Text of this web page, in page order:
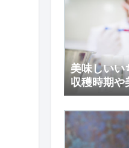
美味しいい
収穫時期や